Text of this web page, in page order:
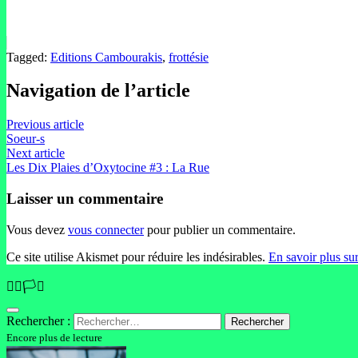
Tagged: Editions Cambourakis, frottésie
Navigation de l’article
Previous article
Soeur-s
Next article
Les Dix Plaies d’Oxytocine #3 : La Rue
Laisser un commentaire
Vous devez vous connecterpour publier un commentaire.
Ce site utilise Akismet pour réduire les indésirables. En savoir plus
🏳️‍🌈🏳️‍⚧️
Rechercher :
Encore plus de lecture